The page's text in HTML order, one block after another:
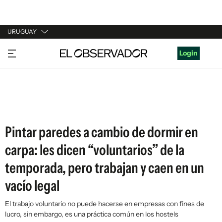
URUGUAY
URUGUAY
ARGENTINA
Login
Pintar paredes a cambio de dormir en
carpa: les dicen “voluntarios” de la
temporada, pero trabajan y caen en un
vacío legal
El trabajo voluntario no puede hacerse en empresas con fines de
lucro, sin embargo, es una práctica común en los hostels